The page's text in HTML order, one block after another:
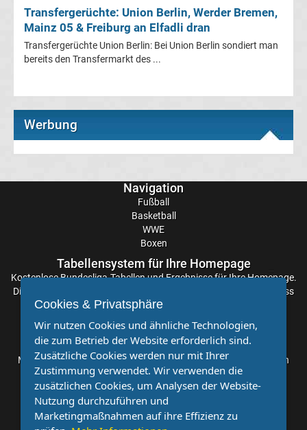
Dresden
Transfergerüchte
Braunschweig
Transfergerüchte
Transfergerüchte
Cottbus
Transfergerüchte
FC
Transfergerüchte: Union Berlin, Werder Bremen,
Mainz 05 & Freiburg an Elfadli dran
Transfergerüchte Union Berlin: Bei Union Berlin sondiert man
bereits den Transfermarkt des ...
Werbung
Navigation
Fußball
Basketball
WWE
Boxen
Tabellensystem für Ihre Homepage
KostenloseBundesliga-Tabellenund Ergebnisse für Ihre Homepage.
Die Aktualisierung der Ergebnisse erfolgt alle paar Minuten, sodass
Sie stets auf dem Laufenden sind. Einfache und schnelle
Einbindung.
Partnervereine
Möchten Sie, dass auch Ihr Verein mehr Beachtung findet? Dann
sind Sie bei uns genau richtig. Wir suchen Ihren Verein für eine
kostenlose Kooperation. Veröffentlichen Sie Ihre Spielberichte,
Sportnachrichten und Aufrufe bei uns!
Cookies & Privatsphäre
Wir nutzen Cookies und ähnliche Technologien,
die zum Betrieb der Website erforderlich sind.
Zusätzliche Cookies werden nur mit Ihrer
Zustimmung verwendet. Wir verwenden die
zusätzlichen Cookies, um Analysen der Website-
Nutzung durchzuführen und
Marketingmaßnahmen auf ihre Effizienz zu